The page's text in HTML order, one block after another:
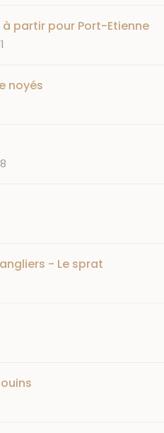
partir pour Port-Etienne
noyés
- Le sprat